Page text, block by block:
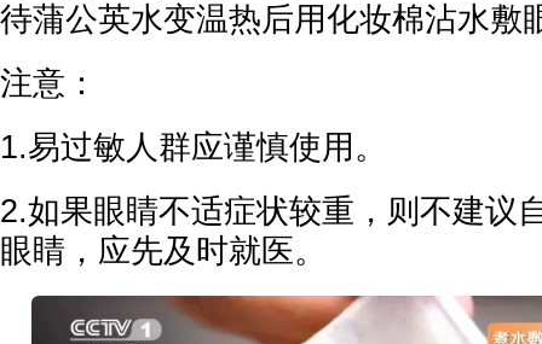
待蒲公英水变温热后用化妆棉沾水敷
注意：
1.易过敏人群应谨慎使用。
2.如果眼睛不适症状较重，则不建议
眼睛，应先及时就医。